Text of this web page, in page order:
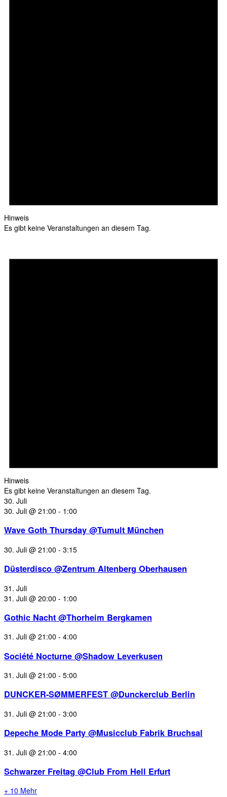
Hinweis
Es gibt keine Veranstaltungen an diesem Tag.
Hinweis
Es gibt keine Veranstaltungen an diesem Tag.
30. Juli
30. Juli @ 21:00 - 1:00
Wave Goth Thursday @Tumult München
30. Juli @ 21:00 - 3:15
Düsterdisco @Zentrum Altenberg Oberhausen
31. Juli
31. Juli @ 20:00 - 1:00
Gothic Nacht @Thorheim Bergkamen
31. Juli @ 21:00 - 4:00
Société Nocturne @Shadow Leverkusen
31. Juli @ 21:00 - 5:00
DUNCKER-SØMMERFEST @Dunckerclub Berlin
31. Juli @ 21:00 - 3:00
Depeche Mode Party @Musicclub Fabrik Bruchsal
31. Juli @ 21:00 - 4:00
Schwarzer Freitag @Club From Hell Erfurt
+ 10 Mehr